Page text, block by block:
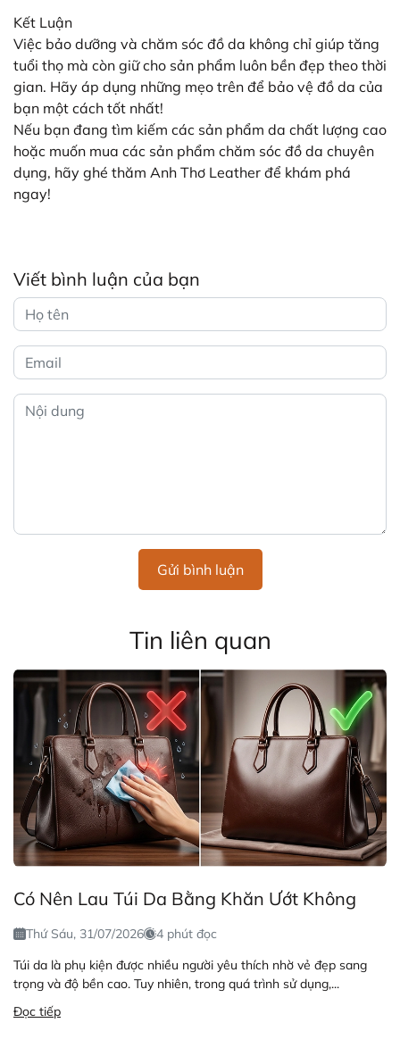
Kết Luận
Việc bảo dưỡng và chăm sóc đồ da không chỉ giúp tăng
tuổi thọ mà còn giữ cho sản phẩm luôn bền đẹp theo thời
gian. Hãy áp dụng những mẹo trên để bảo vệ đồ da của
bạn một cách tốt nhất!
Nếu bạn đang tìm kiếm các sản phẩm da chất lượng cao
hoặc muốn mua các sản phẩm chăm sóc đồ da chuyên
dụng, hãy ghé thăm Anh Thơ Leather để khám phá
ngay!
Viết bình luận của bạn
Gửi bình luận
Tin liên quan
Có Nên Lau Túi Da Bằng Khăn Ướt Không
Thứ Sáu, 31/07/2026
4 phút đọc
Túi da là phụ kiện được nhiều người yêu thích nhờ vẻ đẹp sang
trọng và độ bền cao. Tuy nhiên, trong quá trình sử dụng,...
Đọc tiếp